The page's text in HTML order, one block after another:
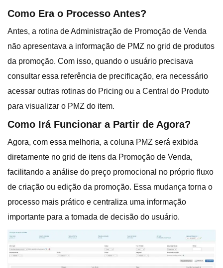
Como Era o Processo Antes?
Antes, a rotina de Administração de Promoção de Venda
não apresentava a informação de PMZ no grid de produtos
da promoção. Com isso, quando o usuário precisava
consultar essa referência de precificação, era necessário
acessar outras rotinas do Pricing ou a Central do Produto
para visualizar o PMZ do item.
Como Irá Funcionar a Partir de Agora?
Agora, com essa melhoria, a coluna PMZ será exibida
diretamente no grid de itens da Promoção de Venda,
facilitando a análise do preço promocional no próprio fluxo
de criação ou edição da promoção. Essa mudança torna o
processo mais prático e centraliza uma informação
importante para a tomada de decisão do usuário.